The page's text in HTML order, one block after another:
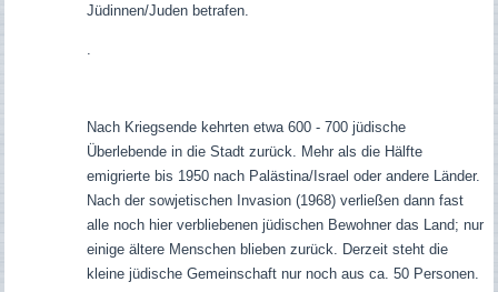
Jüdinnen/Juden betrafen.
Nach Kriegsende kehrten etwa 600 - 700 jüdische
Überlebende in die Stadt zurück. Mehr als die Hälfte
emigrierte bis 1950 nach Palästina/Israel oder andere Länder.
Nach der sowjetischen Invasion (1968) verließen dann fast
alle noch hier verbliebenen jüdischen Bewohner das Land; nur
einige ältere Menschen blieben zurück.
Derzeit steht die
kleine jüdische Gemeinschaft nur noch aus ca. 50 Personen.